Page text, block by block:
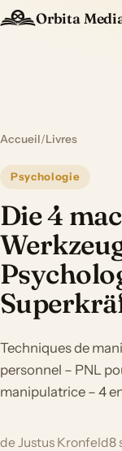
Orbita
Accueil/Livres
Psychologie
Die 4
Techniques de
personnel – PNL
manipulatrice – 4
de Justus Kronfeld8